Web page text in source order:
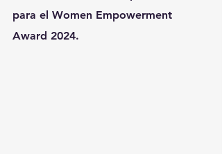
para el Women Empowerment
Award 2024.